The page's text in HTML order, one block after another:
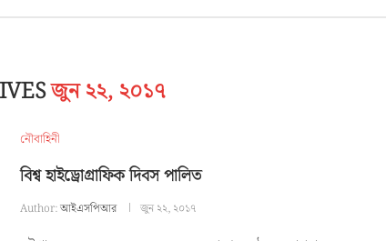
জুন ২২, ২০১৭
নৌবাহিনী
বিশ্ব হাইড্রোগ্রাফিক দিবস পালিত
Author:আইএসপিআর জুন ২২, ২০১৭